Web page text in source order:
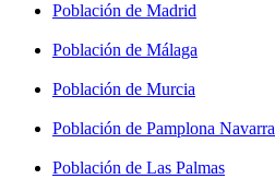
Población de Madrid
Población de Málaga
Población de Murcia
Población de Pamplona Navarra
Población de Las Palmas